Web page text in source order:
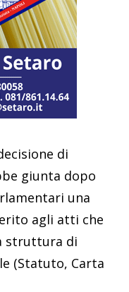
di
giunta dopo
una
agli atti che
struttura di
(Statuto, Carta